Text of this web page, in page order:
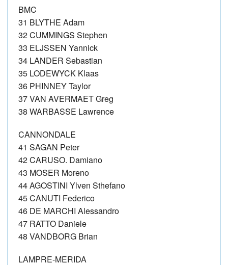
BMC
31 BLYTHE Adam
32 CUMMINGS Stephen
33 ELJSSEN Yannick
34 LANDER Sebastian
35 LODEWYCK Klaas
36 PHINNEY Taylor
37 VAN AVERMAET Greg
38 WARBASSE Lawrence
CANNONDALE
41 SAGAN Peter
42 CARUSO. Damiano
43 MOSER Moreno
44 AGOSTINI Ylven Sthefano
45 CANUTI Federico
46 DE MARCHI Alessandro
47 RATTO Daniele
48 VANDBORG Brian
LAMPRE-MERIDA